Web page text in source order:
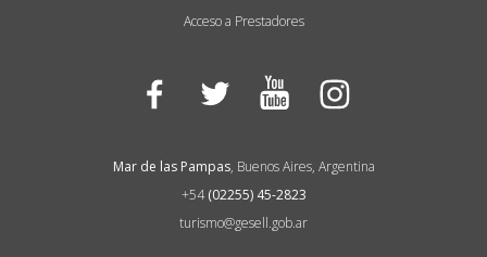
Acceso a Prestadores
Facebook Twitter YouTube
Mar de las Pampas, Buenos Aires, Argentina
+54(02255) 45-2823
turismo@gesell.gob.ar